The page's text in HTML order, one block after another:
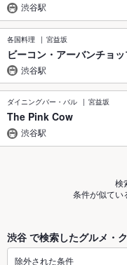
渋谷駅
各国料理 宮益坂
ビーコン・アーバンチョ
渋谷駅
ダイニングバー・バル 宮益坂
The Pink Cow
渋谷駅
検
条件が似てい
渋谷 で検索したグルメ・
除外された条件